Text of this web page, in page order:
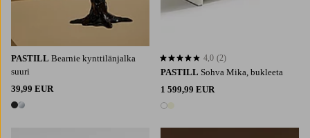
PASTILL Bearnie kynttilänjalka
suuri
39,99 EUR
2 värejä
PASTILL Sohva Mika, bukleeta
1 599,99 EUR
2 värejä
4,0 perustuen 2 arvosanaan
4,0 (2)